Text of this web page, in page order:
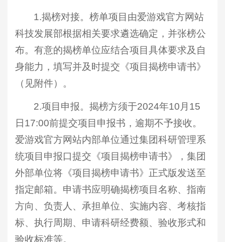
1.揭榜对接。榜单项目由爱游戏官方网站
科技发展部根据相关要求遴选确定，并张榜公
布。有意的揭榜单位应结合项目具体要求及自
身能力，填写并及时提交《项目揭榜申请书》
（见附件）。
2.项目申报。揭榜方须于2024年10月15
日17:00前提交项目申报书，逾期不予接收。
爱游戏官方网站内部单位通过集团科研管理系
统项目申报口提交《项目揭榜申请书》，集团
外部单位将《项目揭榜申请书》正式版发送至
指定邮箱。申请书应明确揭榜项目名称、指南
方向、负责人、承担单位、实施内容、考核指
标、执行周期、申请科研经费额、验收形式和
验收标准等。